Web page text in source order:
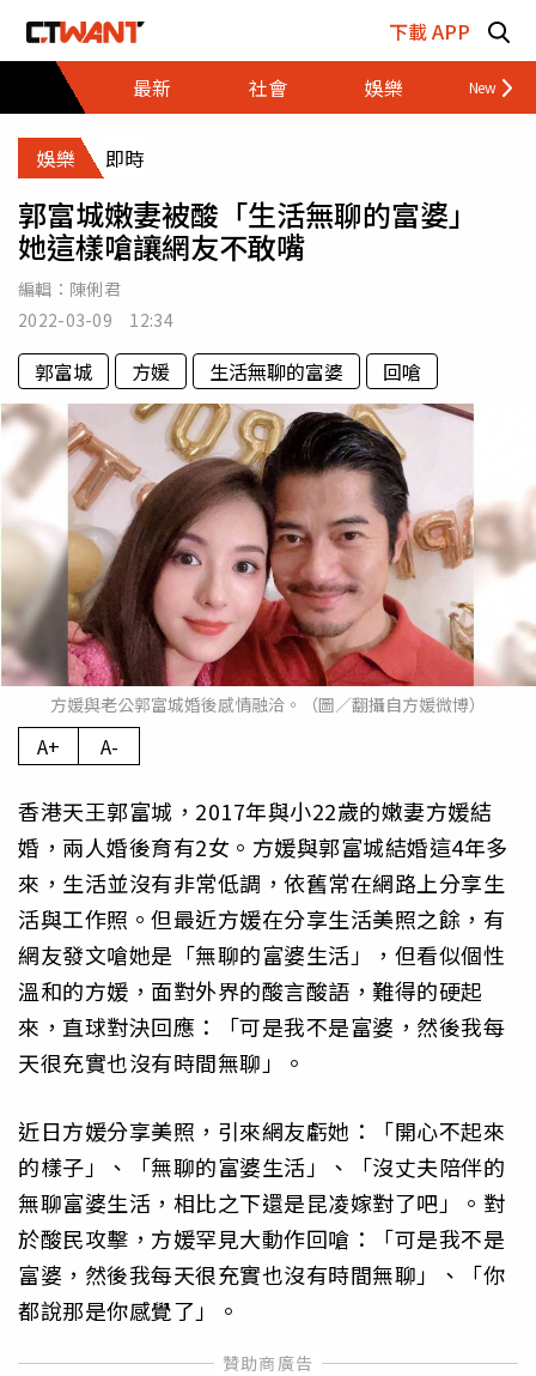
下載 APP
最新
社會 娛樂 財經
娛樂 即時
郭富城嫩妻被酸「生活無聊的富婆」
她這樣嗆讓網友不敢嘴
編輯： 陳俐君
2022-03-09 12:34
郭富城 方媛 生活無聊的富婆 回嗆
方媛與老公郭富城婚後感情融洽。（圖／翻攝自方媛微博）
A+ A-
香港天王郭富城，2017年與小22歲的嫩妻方媛結
婚，兩人婚後育有2女。方媛與郭富城結婚這4年多
來，生活並沒有非常低調，依舊常在網路上分享生
活與工作照。但最近方媛在分享生活美照之餘，有
網友發文嗆她是「無聊的富婆生活」，但看似個性
溫和的方媛，面對外界的酸言酸語，難得的硬起
來，直球對決回應：「可是我不是富婆，然後我每
天很充實也沒有時間無聊」。
近日方媛分享美照，引來網友虧她：「開心不起來
的樣子」、「無聊的富婆生活」、「沒丈夫陪伴的
無聊富婆生活，相比之下還是昆凌嫁對了吧」。對
於酸民攻擊，方媛罕見大動作回嗆：「可是我不是
富婆，然後我每天很充實也沒有時間無聊」、「你
都說那是你感覺了」。